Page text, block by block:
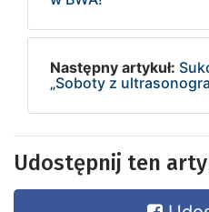
Następny artykuł:
„Soboty z
Udostępnij ten